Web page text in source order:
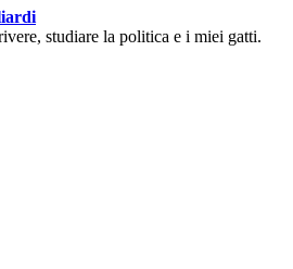
studiare la politica e i miei gatti.